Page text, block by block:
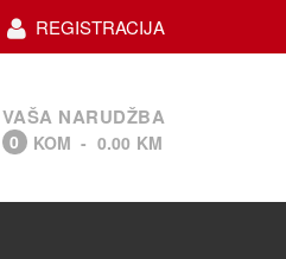
REGISTRACIJA
VAŠA NARUDŽBA
0 KOM - 0.00 KM